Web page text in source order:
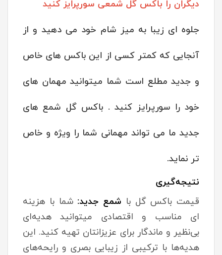
دیگران را باکس گل شمعی سورپرایز کنید
جلوه ای زیبا به میز شام خود می دهید و از
آنجایی که کمتر کسی از این باکس های خاص
و جدید مطلع است شما میتوانید مهمان های
خود را سورپرایز کنید . باکس گل شمع های
جدید ما می تواند مهمانی شما را ویژه و خاص
تر نماید.
نتیجه‌گیری
قیمت باکس گل با شمع جدید: شما با هزینه
ای مناسب و اقتصادی میتوانید هدیه‌ای
بی‌نظیر و ماندگار برای عزیزانتان تهیه کنید. این
هدیه‌ها با ترکیبی از زیبایی بصری و رایحه‌های